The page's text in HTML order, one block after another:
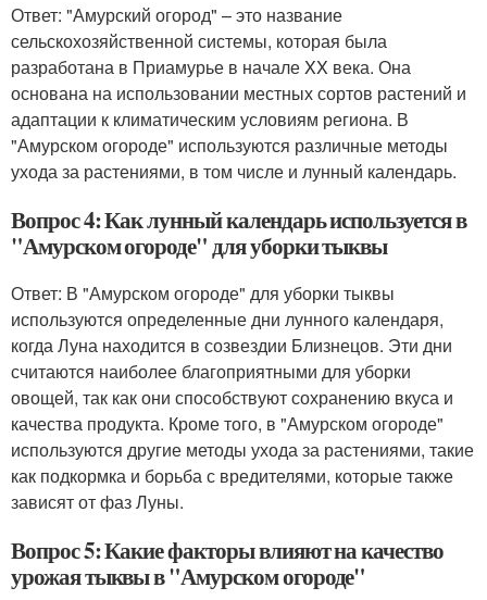
Ответ: "Амурский огород" – это название
сельскохозяйственной системы, которая была
разработана в Приамурье в начале XX века. Она
основана на использовании местных сортов растений и
адаптации к климатическим условиям региона. В
"Амурском огороде" используются различные методы
ухода за растениями, в том числе и лунный календарь.
Вопрос 4: Как лунный календарь используется в
"Амурском огороде" для уборки тыквы
Ответ: В "Амурском огороде" для уборки тыквы
используются определенные дни лунного календаря,
когда Луна находится в созвездии Близнецов. Эти дни
считаются наиболее благоприятными для уборки
овощей, так как они способствуют сохранению вкуса и
качества продукта. Кроме того, в "Амурском огороде"
используются другие методы ухода за растениями, такие
как подкормка и борьба с вредителями, которые также
зависят от фаз Луны.
Вопрос 5: Какие факторы влияют на качество
урожая тыквы в "Амурском огороде"